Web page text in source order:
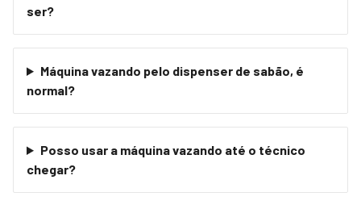
ser?
Máquina vazando pelo dispenser de sabão, é
normal?
Posso usar a máquina vazando até o técnico
chegar?